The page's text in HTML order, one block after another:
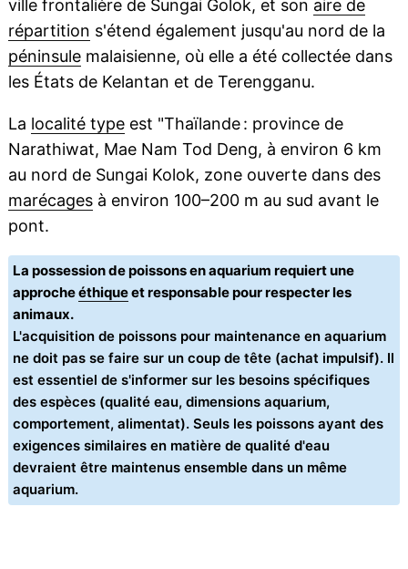
ville frontalière de Sungai Golok, et son aire de
répartition s'étend également jusqu'au nord de la
péninsulemalaisienne, où elle a été collectée dans
les États de Kelantan et de Terengganu.
La localité typeest "Thaïlande : province de
Narathiwat, Mae Nam Tod Deng, à environ 6 km
au nord de Sungai Kolok, zone ouverte dans des
marécagesà environ 100–200 m au sud avant le
pont.
La possession de poissons en aquarium requiert une
approcheéthiqueet responsable pour respecter les
animaux.
L'acquisition de poissons pour maintenance en aquarium
ne doit pas se faire sur un coup de tête (achat impulsif). Il
est essentiel de s'informer sur les besoins spécifiques
des espèces (qualité eau, dimensions aquarium,
comportement, alimentat). Seuls les poissons ayant des
exigences similaires en matière de qualité d'eau
devraient être maintenus ensemble dans un même
aquarium.